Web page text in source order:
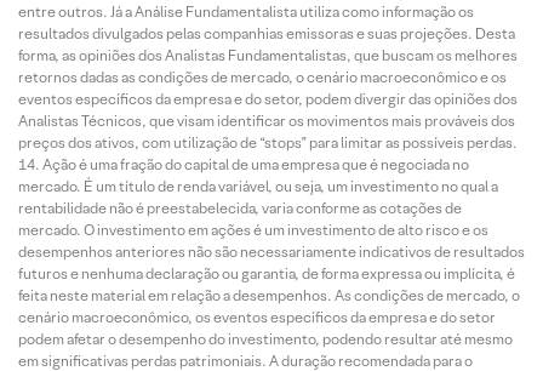
entre outros. Já a Análise Fundamentalista utiliza como informação os
resultados divulgados pelas companhias emissoras e suas projeções. Desta
forma, as opiniões dos Analistas Fundamentalistas, que buscam os melhores
retornos dadas as condições de mercado, o cenário macroeconômico e os
eventos específicos da empresa e do setor, podem divergir das opiniões dos
Analistas Técnicos, que visam identificar os movimentos mais prováveis dos
preços dos ativos, com utilização de “stops” para limitar as possíveis perdas.
Ação é uma fração do capital de uma empresa que é negociada no
mercado. É um título de renda variável, ou seja, um investimento no qual a
rentabilidade não é preestabelecida, varia conforme as cotações de
mercado. O investimento em ações é um investimento de alto risco e os
desempenhos anteriores não são necessariamente indicativos de resultados
futuros e nenhuma declaração ou garantia, de forma expressa ou implícita, é
feita neste material em relação a desempenhos. As condições de mercado, o
cenário macroeconômico, os eventos específicos da empresa e do setor
podem afetar o desempenho do investimento, podendo resultar até mesmo
em significativas perdas patrimoniais. A duração recomendada para o